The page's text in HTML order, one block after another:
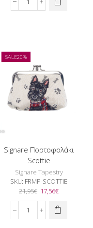
22,95€.
Signare
ποσότητα
SALE20%
Signare Πορτοφολάκι
Scottie
Signare Tapestry
SKU: FRMP-SCOTTIE
21,95€ Original
price
was:
21,95€.
17,56€Η
τιμή
Signare